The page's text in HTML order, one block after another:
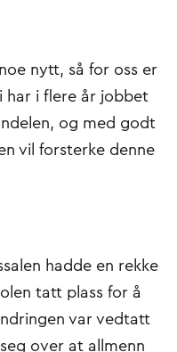
nytt, så for oss er
har i flere år jobbet
og med godt
vil forsterke denne
hadde en rekke
tatt plass for å
var vedtatt
over at allmenn